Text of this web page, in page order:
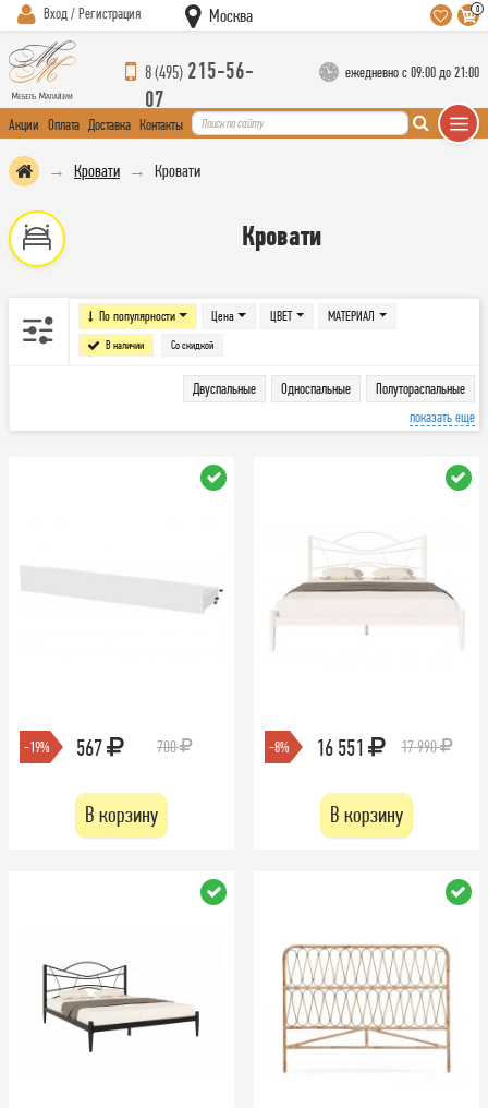
Вход / Регистрация Москва 0
8 (495) 215-56-
07
ежедневно с 09:00 до 21:00
Акции Оплата Доставка Контакты
Кровати Кровати
Кровати
По популярности Цена
В наличии Со скидкой
ЦВЕТ МАТЕРИАЛ
Двуспальные Односпальные
Полутораспальные
показать еще
-19% 567 700
В корзину
-8% 16 551 17 990
В корзину